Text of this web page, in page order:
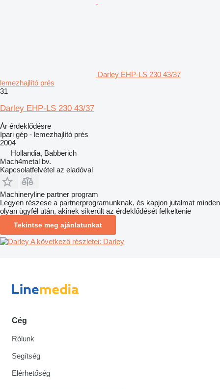
Darley EHP-LS 230 43/37
lemezhajlító prés
31
Darley EHP-LS 230 43/37
Ár érdeklődésre
Ipari gép - lemezhajlító prés
2004
Hollandia, Babberich
Mach4metal bv.
Kapcsolatfelvétel az eladóval
Machineryline partner program
Legyen részese a partnerprogramunknak, és kapjon jutalmat minden
olyan ügyfél után, akinek sikerült az érdeklődését felkeltenie
Tekintse meg ajánlatunkat
A következő részletei: Darley
Cég
Rólunk
Segítség
Elérhetőség